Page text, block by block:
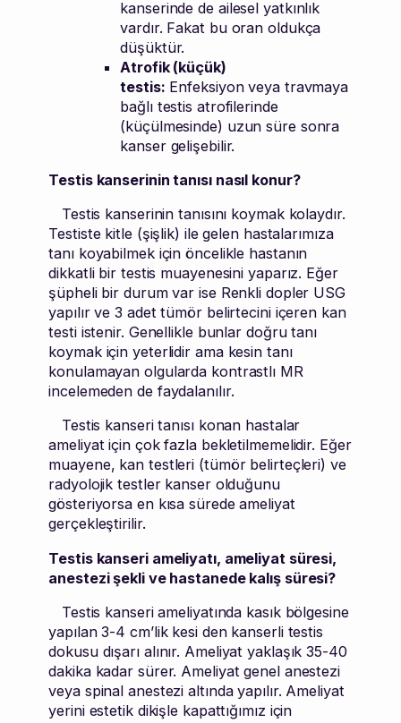
kanserinde de ailesel yatkınlık
vardır. Fakat bu oran oldukça
düşüktür.
Atrofik (küçük)
testis: Enfeksiyon veya travmaya
bağlı testis atrofilerinde
(küçülmesinde) uzun süre sonra
kanser gelişebilir.
Testis kanserinin tanısı nasıl konur?
Testis kanserinin tanısını koymak kolaydır.
Testiste kitle (şişlik) ile gelen hastalarımıza
tanı koyabilmek için öncelikle hastanın
dikkatli bir testis muayenesini yaparız. Eğer
şüpheli bir durum var ise Renkli dopler USG
yapılır ve 3 adet tümör belirtecini içeren kan
testi istenir. Genellikle bunlar doğru tanı
koymak için yeterlidir ama kesin tanı
konulamayan olgularda kontrastlı MR
incelemeden de faydalanılır.
Testis kanseri tanısı konan hastalar
ameliyat için çok fazla bekletilmemelidir. Eğer
muayene, kan testleri (tümör belirteçleri) ve
radyolojik testler kanser olduğunu
gösteriyorsa en kısa sürede ameliyat
gerçekleştirilir.
Testis kanseri ameliyatı, ameliyat süresi,
anestezi şekli ve hastanede kalış süresi?
Testis kanseri ameliyatında kasık bölgesine
yapılan 3-4 cm’lik kesi den kanserli testis
dokusu dışarı alınır. Ameliyat yaklaşık 35-40
dakika kadar sürer. Ameliyat genel anestezi
veya spinal anestezi altında yapılır. Ameliyat
yerini estetik dikişle kapattığımız için